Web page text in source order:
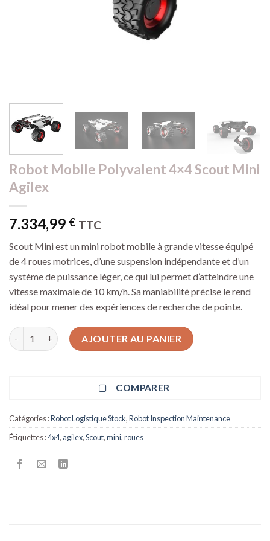
Robot Mobile Polyvalent 4×4 Scout Mini
Agilex
7.334,99 € TTC
Scout Mini est un mini robot mobile à grande vitesse équipé
de 4 roues motrices, d’une suspension indépendante et d’un
système de puissance léger, ce qui lui permet d’atteindre une
vitesse maximale de 10 km/h. Sa maniabilité précise le rend
idéal pour mener des expériences de recherche de pointe.
quantité de Robot Mobile Polyvalent 4x4 Scout Mini Agilex
AJOUTER AU PANIER
COMPARER
Catégories :Robot Logistique Stock,Robot Inspection Maintenance
Étiquettes :4x4, agilex,Scout,mini,roues